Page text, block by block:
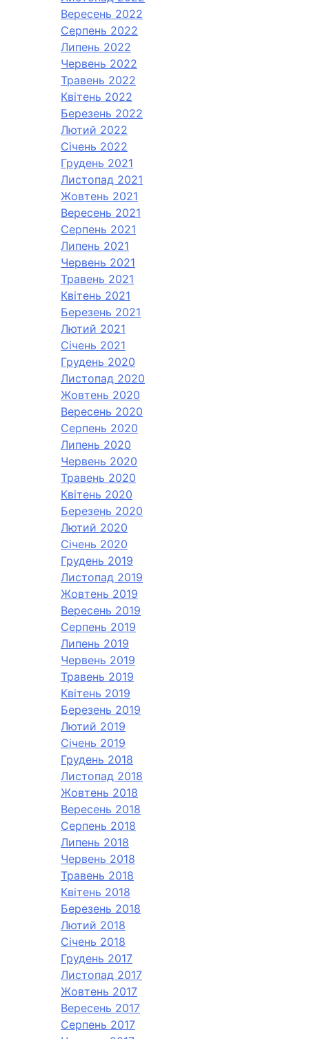
Вересень 2022
Серпень 2022
Липень 2022
Червень 2022
Травень 2022
Квітень 2022
Березень 2022
Лютий 2022
Січень 2022
Грудень 2021
Листопад 2021
Жовтень 2021
Вересень 2021
Серпень 2021
Липень 2021
Червень 2021
Травень 2021
Квітень 2021
Березень 2021
Лютий 2021
Січень 2021
Грудень 2020
Листопад 2020
Жовтень 2020
Вересень 2020
Серпень 2020
Липень 2020
Червень 2020
Травень 2020
Квітень 2020
Березень 2020
Лютий 2020
Січень 2020
Грудень 2019
Листопад 2019
Жовтень 2019
Вересень 2019
Серпень 2019
Липень 2019
Червень 2019
Травень 2019
Квітень 2019
Березень 2019
Лютий 2019
Січень 2019
Грудень 2018
Листопад 2018
Жовтень 2018
Вересень 2018
Серпень 2018
Липень 2018
Червень 2018
Травень 2018
Квітень 2018
Березень 2018
Лютий 2018
Січень 2018
Грудень 2017
Листопад 2017
Жовтень 2017
Вересень 2017
Серпень 2017